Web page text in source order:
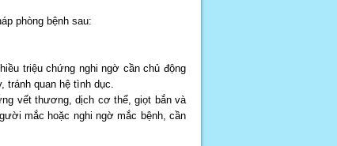
phòng bệnh sau:
triệu chứng nghi ngờ cần chủ động
quan hệ tình dục.
vết thương, dịch cơ thể, giọt bắn và
mắc hoặc nghi ngờ mắc bệnh, cần